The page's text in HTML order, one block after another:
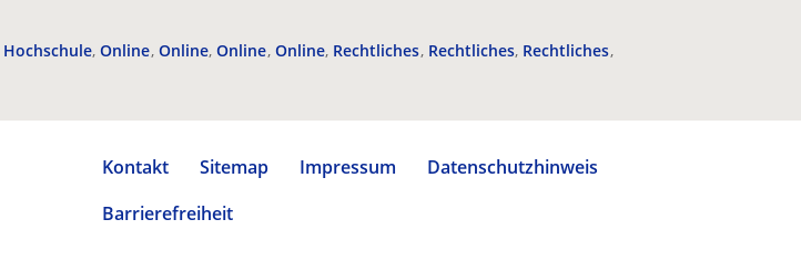
Hochschule Online Online Online Online Rechtliches Rechtliches Rechtliches
Kontakt Sitemap Impressum
Datenschutzhinweis
Barrierefreiheit